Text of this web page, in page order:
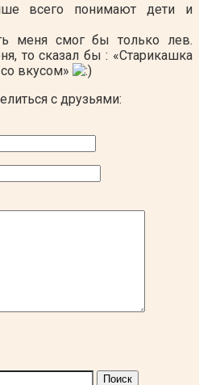
всего понимают дети и
меня смог бы только лев.
то сказал бы : «Старикашка
вкусом»
с друзьями: